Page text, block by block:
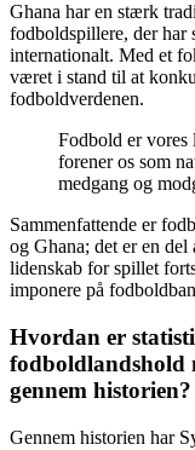
Ghana har en stærk
fodboldspillere, der har
internationalt. Med et
været i stand til at
fodboldverdenen.
Fodbold er vores
forener os som
medgang og
Sammenfattende er
og Ghana; det er en
lidenskab for spillet
imponere på
Hvordan er
fodboldlandshold
gennem historien?
Gennem historien har